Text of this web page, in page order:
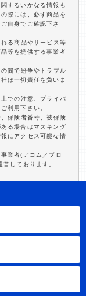
するいかなる情報も
際には、必ず商品を
自身でご確認下さ
る商品やサービス等
等を提供する事業者
間で紛争やトラブル
は一切責任を負いま
での注意、プライバ
利用下さい。
保険者番号、被保険
る場合はマスキング
にアクセス可能な情
業者(アコム／プロ
しております。